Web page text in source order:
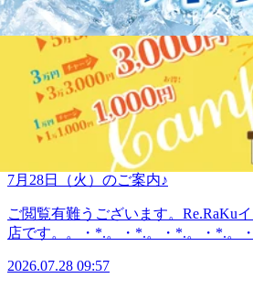
平図書館から徒歩10分圏内。〈電話
ンラインで△や×と表示されていても
ります。お気軽にお問い合わせくだ
ッチ』を取り入れたリラク系ボディ
日:10時00分～21時(20時20分最終受
2-4-1 イオンモール多摩平の森
平の森店〈アクセス〉JR中央線豊田
駅・日野駅・立川駅からもアクセ
車でのご利用がオススメ♪飛鳥ドライ
平図書館から徒歩10分圏内。〈電話
ンラインで△や×と表示されていても
ります。お気軽にお問い合わせくだ
09:57
7月28日（火）のご案内♪
ご閲覧有難うございます。Re.RaKu
店です。。・*.。・*.。・*.。・*.。
*.。・*7月28日(火) 空き情報のお知
空きがございます。12:00--21:00がご
ます。。・*.。・*.。・*.。・*.。・*.
*.。・*こんにちは。本日ブログ担当
集中的な豪雨がきましたね。いかが
が付くと7月もあと少し、もう夏の
か？それともこれから？または涼し
7月28日（火）のご案内♪
ご閲覧有難うございます。Re.RaKu
店です。。・*.。・*.。・*.。・*.。
空きがございます。12:00--21:00がご
2026.07.28 09:57